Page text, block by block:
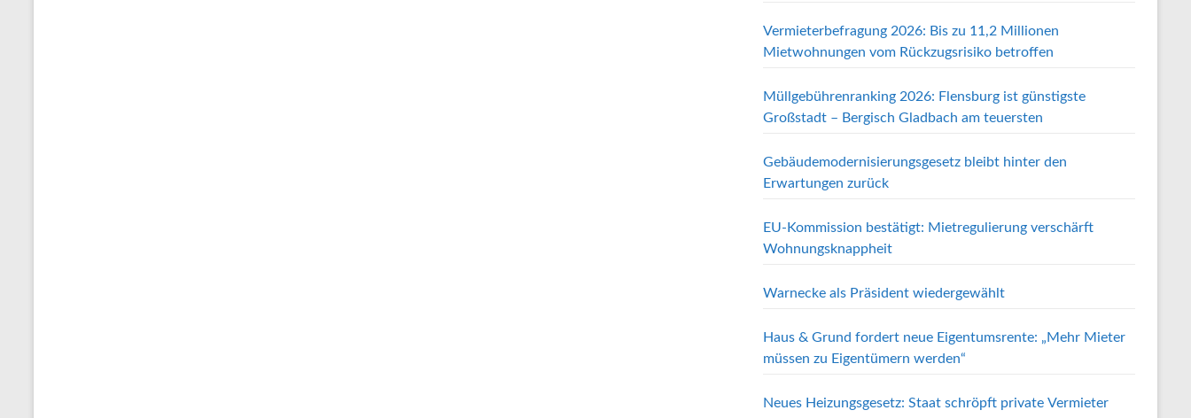
Vermieterbefragung 2026: Bis zu 11,2 Millionen
Mietwohnungen vom Rückzugsrisiko betroffen
Müllgebührenranking 2026: Flensburg ist günstigste
Großstadt – Bergisch Gladbach am teuersten
Gebäudemodernisierungsgesetz bleibt hinter den
Erwartungen zurück
EU-Kommission bestätigt: Mietregulierung verschärft
Wohnungsknappheit
Warnecke als Präsident wiedergewählt
Haus & Grund fordert neue Eigentumsrente: „Mehr Mieter
müssen zu Eigentümern werden“
Neues Heizungsgesetz: Staat schröpft private Vermieter